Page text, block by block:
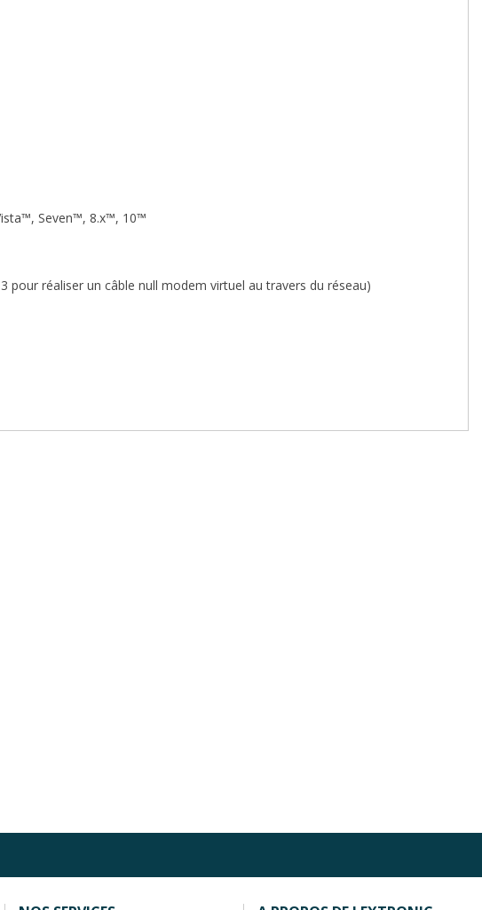
Seven™, 8.x™, 10™
réaliser un câble null modem virtuel au travers du réseau)